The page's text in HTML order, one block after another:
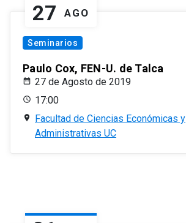
27 AGO
Seminarios
Paulo Cox, FEN-U. de Talca
27 de Agosto de 2019
17:00
Facultad de Ciencias Económicas y
Administrativas UC